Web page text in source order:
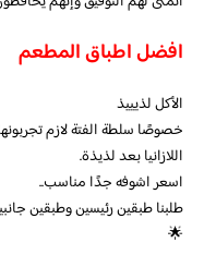
افضل اطباق المطعم
الأكل لذيييذ
خصوصًا سلطة الفتة لازم
اللازانيا بعد لذيذة.
اسعر اشوفه جدًا مناسب..
🌟